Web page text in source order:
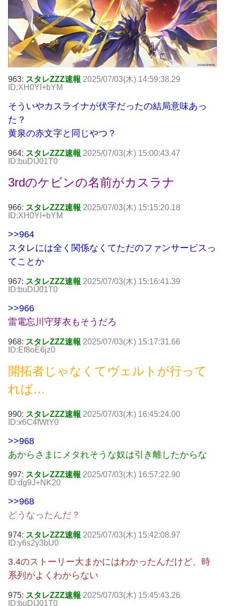
963: スタレZZZ速報 2025/07/03(木) 14:59:38.29
ID:XH0YI+bYM
そういやカスライナが伏字だったの結局意味あっ
た？
黄泉の赤文字と同じやつ？
964: スタレZZZ速報 2025/07/03(木) 15:00:43.47
ID:buDIJ01T0
3rdのケビンの名前がカスラナ
966: スタレZZZ速報 2025/07/03(木) 15:15:20.18
ID:XH0YI+bYM
>>964
スタレには全く関係なくてただのファンサービスっ
てことか
967: スタレZZZ速報 2025/07/03(木) 15:16:41.39
ID:buDIJ01T0
>>966
雷電忘川守芽衣もそうだろ
968: スタレZZZ速報 2025/07/03(木) 15:17:31.66
ID:Ef8oE6jz0
開拓者じゃなくてヴェルトが行って
れば…
990: スタレZZZ速報 2025/07/03(木) 16:45:24.00
ID:x6C4fWtY0
>>968
あからさまにメタれそうな奴は引き離したからな
997: スタレZZZ速報 2025/07/03(木) 16:57:22.90
ID:dg9J+NK20
>>968
どうなったんだ？
974: スタレZZZ速報 2025/07/03(木) 15:42:08.97
ID:y6s2y3bU0
3.4のストーリー大まかにはわかったんだけど、時
系列がよくわからない
975: スタレZZZ速報 2025/07/03(木) 15:45:43.26
ID:buDIJ01T0